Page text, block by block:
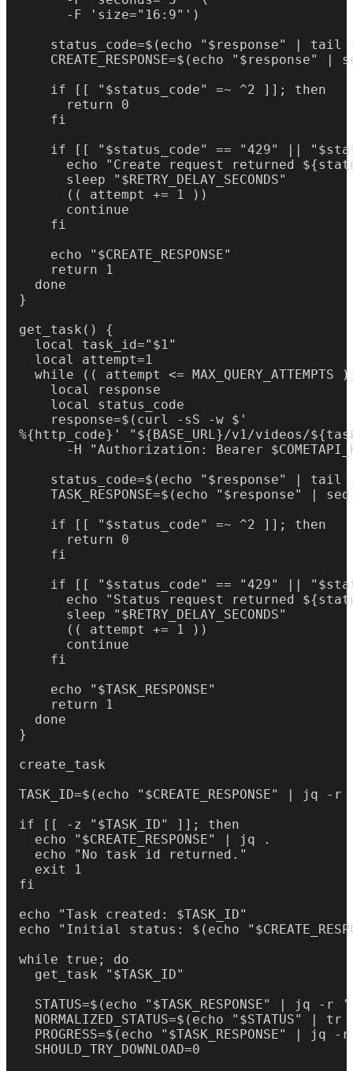
      -F 'size="16:9"')
status_code=$(echo "$response" | tail
CREATE_RESPONSE=$(echo "$response" |
    if [[ "$status_code" =~ ^2 ]]; then
      return 0
    fi
if [[ "$status_code" == "429" ||
echo "Create request returned
      sleep "$RETRY_DELAY_SECONDS"
      (( attempt += 1 ))
      continue
    fi
    echo "$CREATE_RESPONSE"
    return 1
  done
}
get_task() {
  local task_id="$1"
  local attempt=1
while (( attempt <= MAX_QUERY_ATTEMPTS
    local response
    local status_code
    response=$(curl -sS -w $'
%{http_code}' "${BASE_URL}/v1/videos/
-H "Authorization: Bearer
status_code=$(echo "$response" | tail
TASK_RESPONSE=$(echo "$response" |
    if [[ "$status_code" =~ ^2 ]]; then
      return 0
    fi
if [[ "$status_code" == "429" ||
echo "Status request returned
      sleep "$RETRY_DELAY_SECONDS"
      (( attempt += 1 ))
      continue
    fi
    echo "$TASK_RESPONSE"
    return 1
  done
}
create_task
TASK_ID=$(echo
if [[ -z "$TASK_ID" ]]; then
  echo "$CREATE_RESPONSE" | jq .
  echo "No task id returned."
  exit 1
fi
echo "Task created: $TASK_ID"
echo "Initial status: $(echo
while true; do
  get_task "$TASK_ID"
STATUS=$(echo "$TASK_RESPONSE" | jq -r
NORMALIZED_STATUS=$(echo "$STATUS" | tr
PROGRESS=$(echo "$TASK_RESPONSE" | jq -
  SHOULD_TRY_DOWNLOAD=0